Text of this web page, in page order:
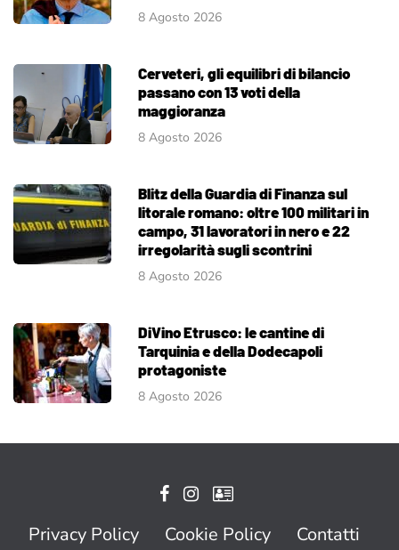
8 Agosto 2026
Cerveteri, gli equilibri di bilancio
passano con 13 voti della
maggioranza
8 Agosto 2026
Blitz della Guardia di Finanza sul
litorale romano: oltre 100 militari in
campo, 31 lavoratori in nero e 22
irregolarità sugli scontrini
8 Agosto 2026
DiVino Etrusco: le cantine di
Tarquinia e della Dodecapoli
protagoniste
8 Agosto 2026
Privacy Policy Cookie Policy Contatti